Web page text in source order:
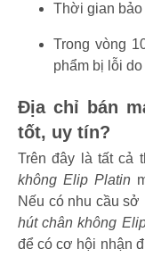
Thời gian bảo
Trong vòng
phẩm bị lỗi
Địa chỉ bán
tốt, uy tín?
Trên đây là tất cả
không Elip Platin
Nếu có nhu cầu
hút chân không
để có cơ hội nhận